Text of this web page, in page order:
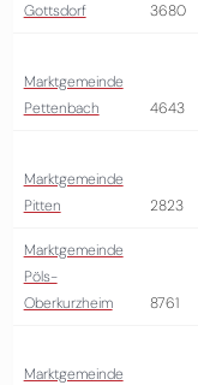
Gottsdorf
3680
Marktgemeinde
Pettenbach
4643
Marktgemeinde
Pitten
2823
Marktgemeinde
Pöls-
Oberkurzheim
8761
Marktgemeinde